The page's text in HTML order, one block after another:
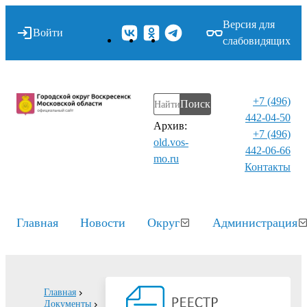
Войти
Версия для
слабовидящих
Поиск
Архив:
old.vos-
mo.ru
+7 (496)
442-04-50
+7 (496)
442-06-66
Контакты⁠
Главная Новости Округ Администрация
Главная
Документы